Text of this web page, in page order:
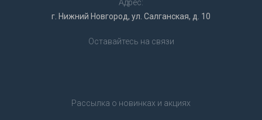
Адрес:
г. Нижний Новгород, ул. Салганская, д. 10
Оставайтесь на связи
Рассылка о новинках и акциях